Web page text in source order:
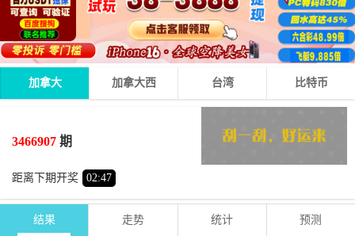
加拿大 加拿大西 台湾 比特币
3466907 期
距离下期开奖 02:46
8 + 7 + 0 = 15
期号 号码
结果 走势 统计 预测